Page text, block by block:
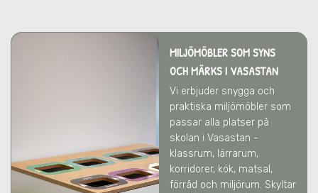
MILJÖMÖBLER SOM SYNS
OCH MÄRKSI VASASTAN
Vi erbjuder snygga och
praktiska miljömöbler som
passar alla platser på
skolan i Vasastan -
klassrum, lärrarum,
korridorer, kök, matsal,
förråd och miljörum. Skyltar